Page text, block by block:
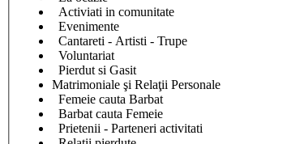
Activiati in comunitate
Evenimente
Cantareti - Artisti - Trupe
Voluntariat
Pierdut si Gasit
Matrimoniale şi Relaţii Personale
Femeie cauta Barbat
Barbat cauta Femeie
Prietenii - Parteneri activitati